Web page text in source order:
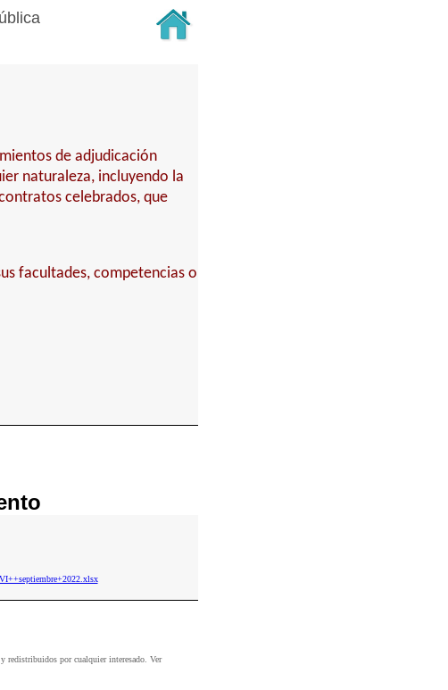
de adjudicación
naturaleza, incluyendo la
celebrados, que
facultades, competencias o
redistribuidos por cualquier interesado. Ver